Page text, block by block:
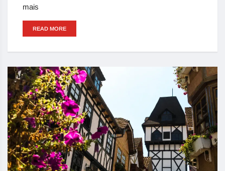
mais
READ MORE